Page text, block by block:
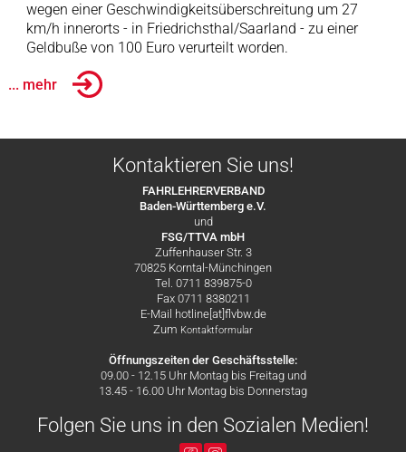
wegen einer Geschwindigkeitsüberschreitung um 27
km/h innerorts - in Friedrichsthal/Saarland - zu einer
Geldbuße von 100 Euro verurteilt worden.
... mehr
Kontaktieren Sie uns!
FAHRLEHRERVERBAND
Baden-Württemberg e.V.
und
FSG/TTVA mbH
Zuffenhauser Str. 3
70825 Korntal-Münchingen
Tel. 0711 839875-0
Fax 0711 8380211
E-Mail hotline[at]flvbw.de
Zum Kontaktformular
Öffnungszeiten der Geschäftsstelle:
09.00 - 12.15 Uhr Montag bis Freitag und
13.45 - 16.00 Uhr Montag bis Donnerstag
Folgen Sie uns in den Sozialen Medien!